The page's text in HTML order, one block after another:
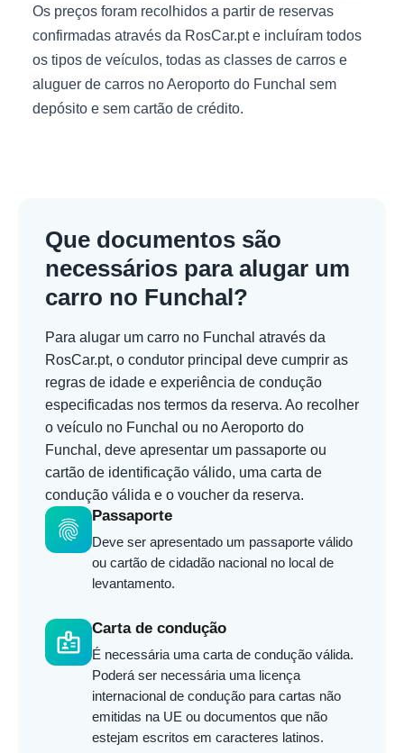
Os preços foram recolhidos a partir de reservas
confirmadas através da RosCar.pt e incluíram todos
os tipos de veículos, todas as classes de carros e
aluguer de carros no Aeroporto do Funchal sem
depósito e sem cartão de crédito.
Que documentos são
necessários para alugar um
carro no Funchal?
Para alugar um carro no Funchal através da
RosCar.pt, o condutor principal deve cumprir as
regras de idade e experiência de condução
especificadas nos termos da reserva. Ao recolher
o veículo no Funchal ou no Aeroporto do
Funchal, deve apresentar um passaporte ou
cartão de identificação válido, uma carta de
condução válida e o voucher da reserva.
fingerprint
Passaporte
Deve ser apresentado um passaporte válido
ou cartão de cidadão nacional no local de
levantamento.
badge
Carta de condução
É necessária uma carta de condução válida.
Poderá ser necessária uma licença
internacional de condução para cartas não
emitidas na UE ou documentos que não
estejam escritos em caracteres latinos.